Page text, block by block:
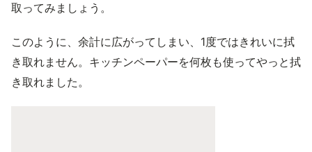
取ってみましょう。
このように、余計に広がってしまい、1度ではきれいに拭
き取れません。キッチンペーパーを何枚も使ってやっと拭
き取れました。